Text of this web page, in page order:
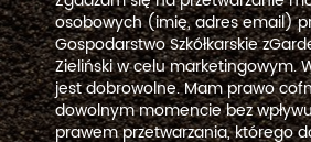
osobowych (imię, adres email)
Gospodarstwo Szkółkarskie
Zieliński w celu marketingowym.
jest dobrowolne. Mam prawo
dowolnym momencie bez
prawem przetwarzania, którego